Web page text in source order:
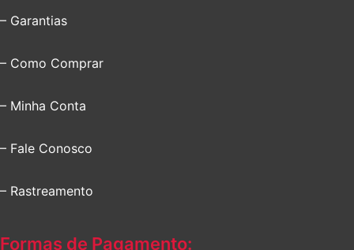
– Garantias
– Como Comprar
– Minha Conta
– Fale Conosco
– Rastreamento
Formas de Pagamento: